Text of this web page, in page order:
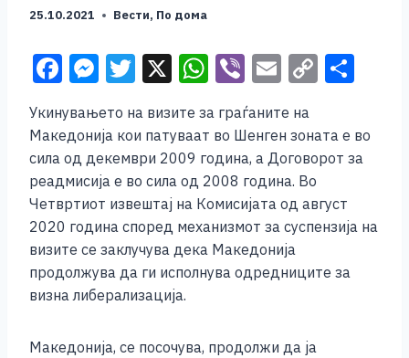
25.10.2021 Вести, По дома
F
c
e
b
o
o
k
M
ss
e
n
g
er
T
tt
er
X W
at
s
A
p
p
Vi
b
er
E
ai
l
C
p
y
n
k
ar
e
Укинувањето на визите за граѓаните на
Македонија кои патуваат во Шенген зоната е во
сила од декември 2009 година, а Договорот за
реадмисија е во сила од 2008 година. Во
Четвртиот извештај на Комисијата од август
2020 година според механизмот за суспензија на
визите се заклучува дека Македонија
продолжува да ги исполнува одредниците за
визна либерализација.
Македонија, се посочува, продолжи да ја